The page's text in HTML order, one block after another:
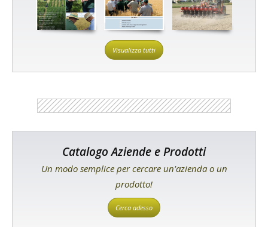
Visualizza tutti
Catalogo Aziende e Prodotti
Un modo semplice per cercare un'azienda o un
prodotto!
Cerca adesso